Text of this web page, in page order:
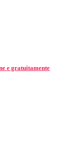
e gratuitamente